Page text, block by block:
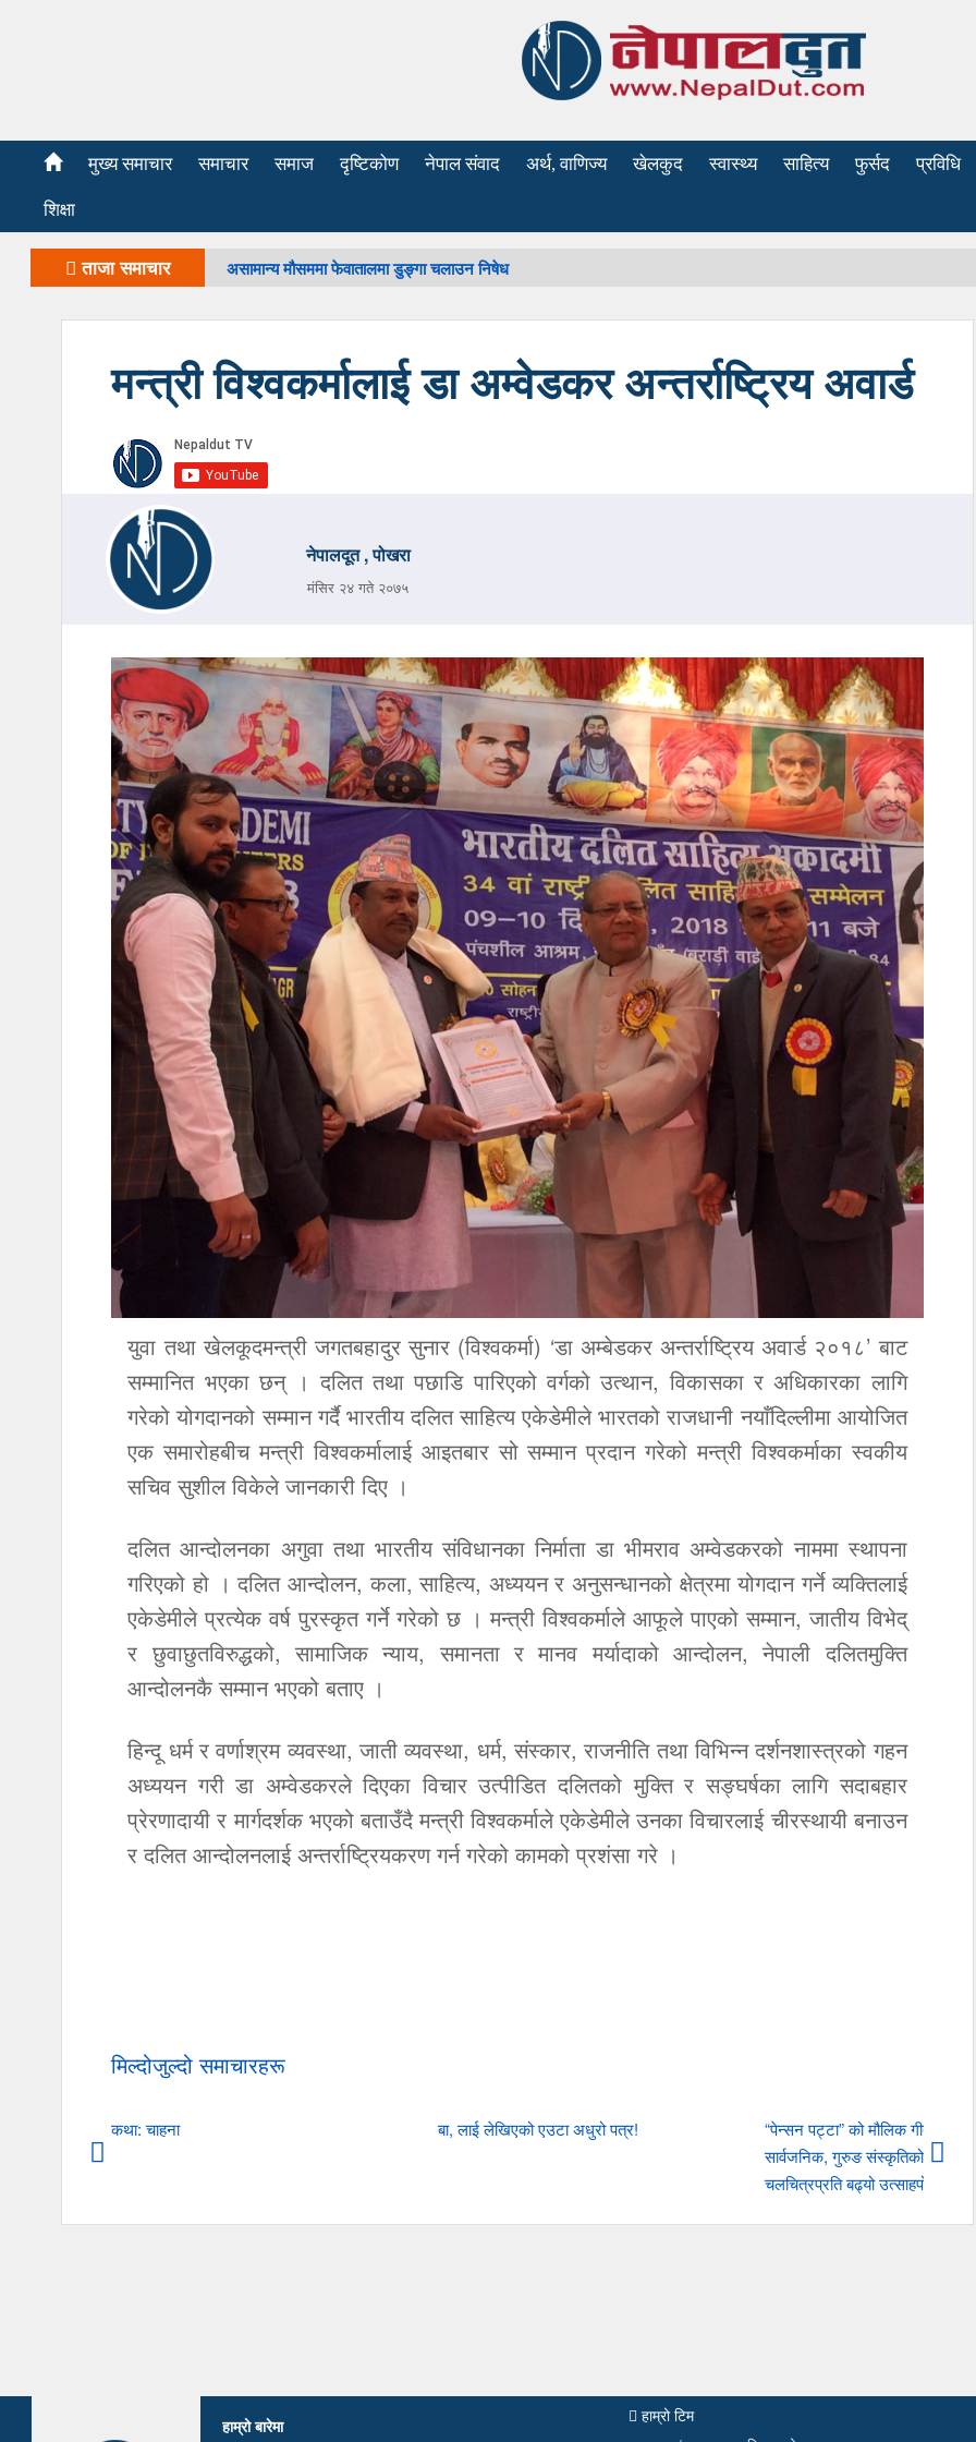
मुख्य समाचार समाचार समाज दृष्टिकोण नेपाल संवाद अर्थ, वाणिज्य खेलकुद स्वास्थ्य साहित्य फुर्सद प्रविधि
शिक्षा
ताजा समाचार असामान्य मौसममा फेवातालमा डुङ्गा चलाउन निषेध
मन्त्री विश्वकर्मालाई डा अम्वेडकर अन्तर्राष्ट्रिय अवार्ड
नेपालदूत , पोखरा
मंसिर २४ गते २०७५
युवा तथा खेलकूदमन्त्री जगतबहादुर सुनार (विश्वकर्मा) ‘डा अम्बेडकर अन्तर्राष्ट्रिय अवार्ड २०१८’ बाट
सम्मानित भएका छन् । दलित तथा पछाडि पारिएको वर्गको उत्थान, विकासका र अधिकारका लागि
गरेको योगदानको सम्मान गर्दै भारतीय दलित साहित्य एकेडेमीले भारतको राजधानी नयाँदिल्लीमा आयोजित
एक समारोहबीच मन्त्री विश्वकर्मालाई आइतबार सो सम्मान प्रदान गरेको मन्त्री विश्वकर्माका स्वकीय
सचिव सुशील विकेले जानकारी दिए ।
दलित आन्दोलनका अगुवा तथा भारतीय संविधानका निर्माता डा भीमराव अम्वेडकरको नाममा स्थापना
गरिएको हो । दलित आन्दोलन, कला, साहित्य, अध्ययन र अनुसन्धानको क्षेत्रमा योगदान गर्ने व्यक्तिलाई
एकेडेमीले प्रत्येक वर्ष पुरस्कृत गर्ने गरेको छ । मन्त्री विश्वकर्माले आफूले पाएको सम्मान, जातीय विभेद्
र छुवाछुतविरुद्धको, सामाजिक न्याय, समानता र मानव मर्यादाको आन्दोलन, नेपाली दलितमुक्ति
आन्दोलनकै सम्मान भएको बताए ।
हिन्दू धर्म र वर्णाश्रम व्यवस्था, जाती व्यवस्था, धर्म, संस्कार, राजनीति तथा विभिन्न दर्शनशास्त्रको गहन
अध्ययन गरी डा अम्वेडकरले दिएका विचार उत्पीडित दलितको मुक्ति र सङ्घर्षका लागि सदाबहार
प्रेरणादायी र मार्गदर्शक भएको बताउँदै मन्त्री विश्वकर्माले एकेडेमीले उनका विचारलाई चीरस्थायी बनाउन
र दलित आन्दोलनलाई अन्तर्राष्ट्रियकरण गर्न गरेको कामको प्रशंसा गरे ।
मिल्दोजुल्दो समाचारहरू
कथा: चाहना बा, लाई लेखिएको एउटा अधुरो पत्र!
“पेन्सन पट्टा” को मौलिक गीत ‘जुनी
सार्वजनिक, गुरुङ संस्कृतिको सुगन्ध
चलचित्रप्रति बढ्यो उत्साहपोखरा ।
हाम्रो बारेमा हाम्रो टिम